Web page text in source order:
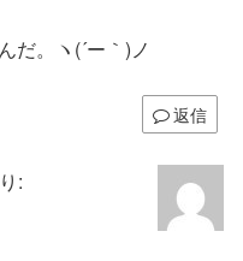
だ。ヽ(´ー｀)ノ
返信
: